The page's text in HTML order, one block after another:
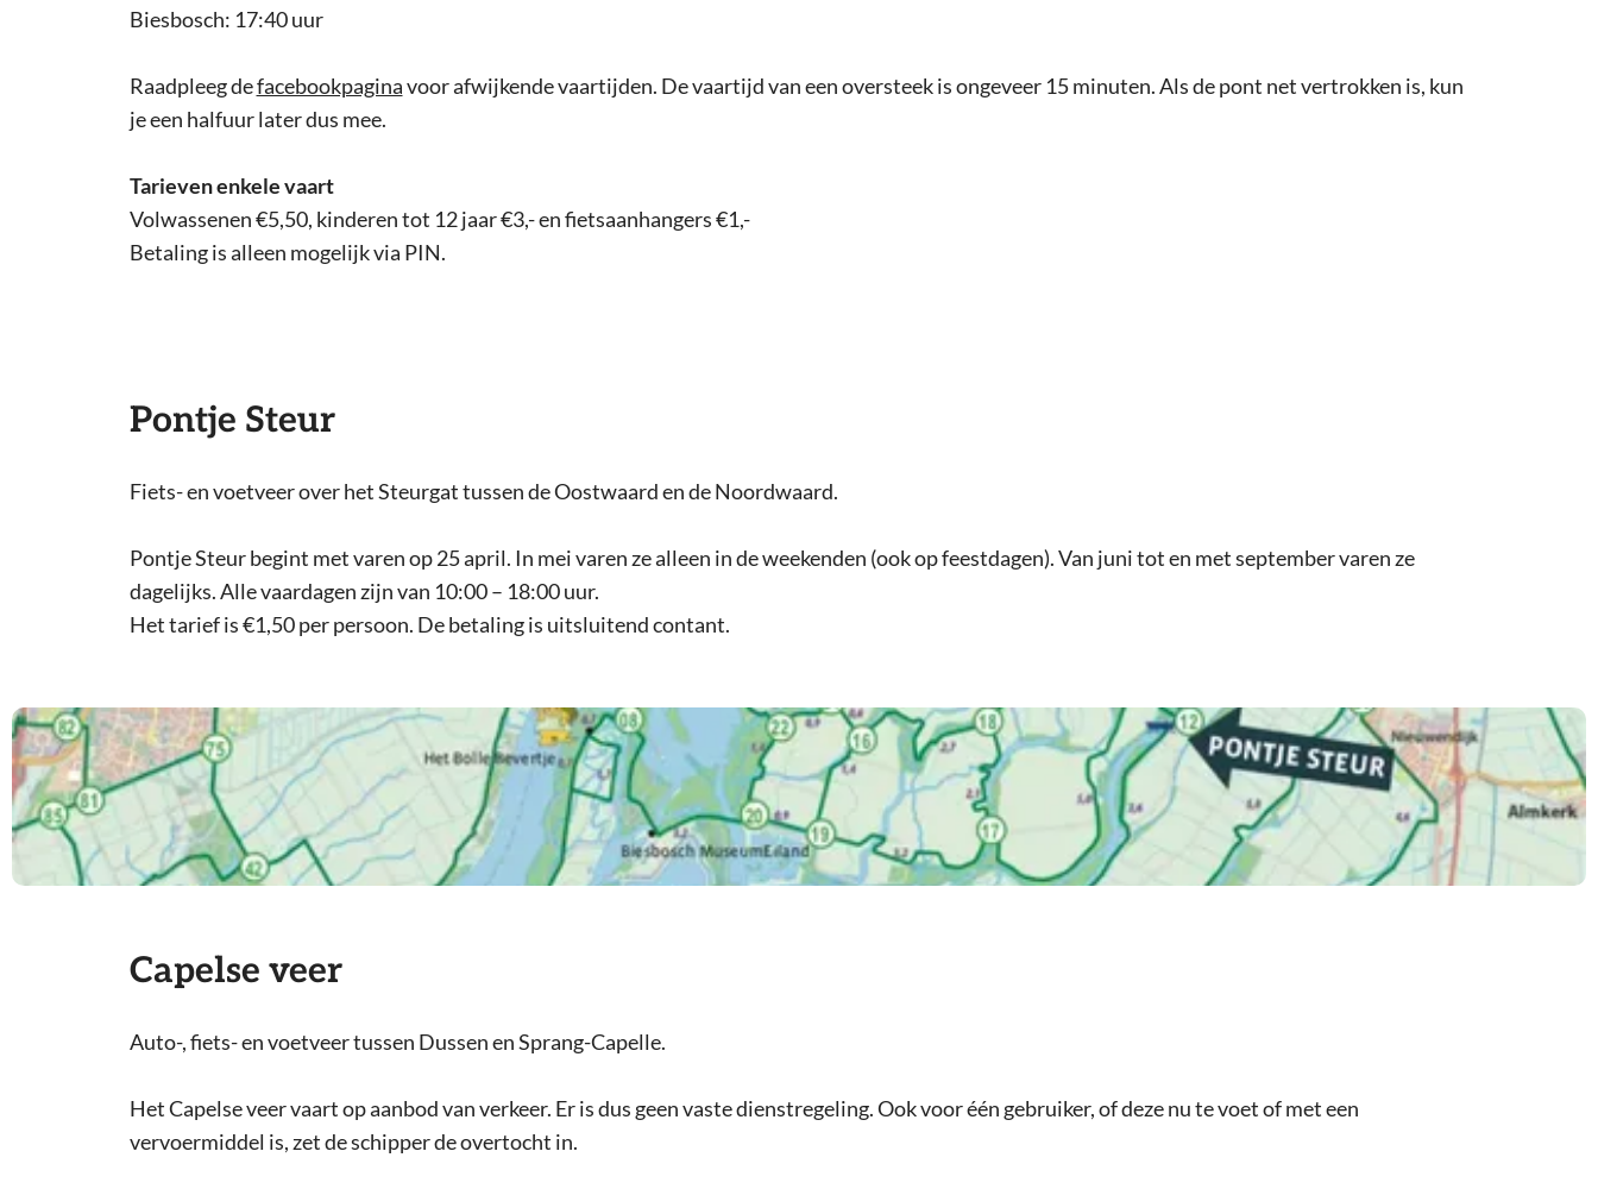
Biesbosch: 17:40 uur
Raadpleeg defacebookpaginavoor afwijkende vaartijden. De vaartijd van een oversteek is ongeveer 15 minuten. Als de pont net vertrokken is, kun
je een halfuur later dus mee.
Tarieven enkele vaart
Volwassenen €5,50, kinderen tot 12 jaar €3,- en fietsaanhangers €1,-
Betaling is alleen mogelijk via PIN.
Pontje Steur
Fiets- en voetveer over het Steurgat tussen de Oostwaard en de Noordwaard.
Pontje Steur begint met varen op 25 april. In mei varen ze alleen in de weekenden (ook op feestdagen). Van juni tot en met september varen ze
dagelijks. Alle vaardagen zijn van 10:00 – 18:00 uur.
Het tarief is €1,50 per persoon. De betaling is uitsluitend contant.
Capelse veer
Auto-, fiets- en voetveer tussen Dussen en Sprang-Capelle.
Het Capelse veer vaart op aanbod van verkeer. Er is dus geen vaste dienstregeling. Ook voor één gebruiker, of deze nu te voet of met een
vervoermiddel is, zet de schipper de overtocht in.